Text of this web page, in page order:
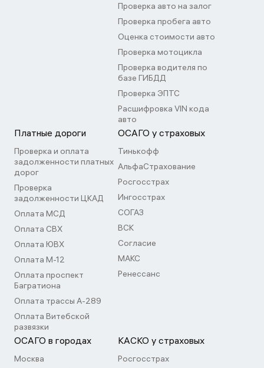
Проверка авто на залог
Проверка пробега авто
Оценка стоимости авто
Проверка мотоцикла
Проверка водителя по
базе ГИБДД
Проверка ЭПТС
Расшифровка VIN кода
авто
Платные дороги
Проверка и оплата
задолженности платных
дорог
Проверка
задолженности ЦКАД
Оплата МСД
Оплата СВХ
Оплата ЮВХ
Оплата М-12
Оплата проспект
Багратиона
Оплата трассы А-289
Оплата Витебской
развязки
ОСАГО у страховых
Тинькофф
АльфаСтрахование
Росгосстрах
Ингосстрах
СОГАЗ
ВСК
Согласие
МАКС
Ренессанс
ОСАГО в городах
Москва
КАСКО у страховых
Росгосстрах